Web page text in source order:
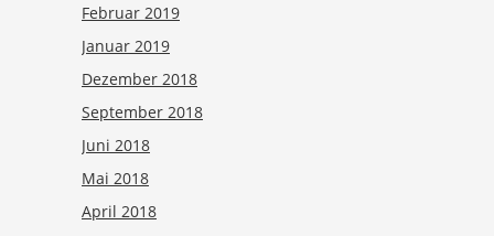
Februar 2019
Januar 2019
Dezember 2018
September 2018
Juni 2018
Mai 2018
April 2018